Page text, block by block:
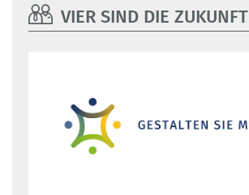
VIER SIND DIE ZUKUNFT